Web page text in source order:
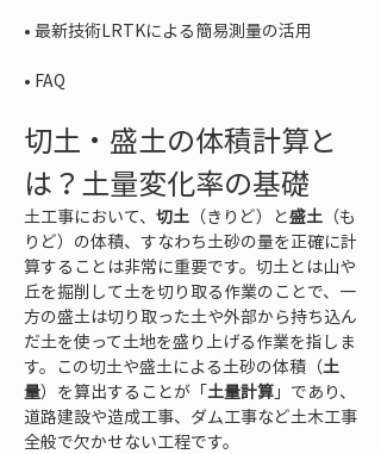
•
• FAQ
切土・盛土の体積計算と
は？土量変化率の基礎
土工事において、 切土 （きりど）と盛土 （も
りど）の体積、すなわち土砂の量を正確に計
算することは非常に重要です。切土とは山や
丘を掘削して土を切り取る作業のことで、一
方の盛土は切り取った土や外部から持ち込ん
だ土を使って土地を盛り上げる作業を指しま
す。この切土や盛土による土砂の体積（土
量）を算出することが「土量計算 」であり、
道路建設や造成工事、ダム工事など土木工事
全般で欠かせない工程です。